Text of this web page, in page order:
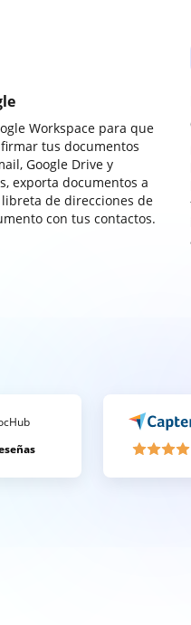
Workspace para que
tus documentos
Google Drive y
exporta documentos a
de direcciones de
con tus contactos.